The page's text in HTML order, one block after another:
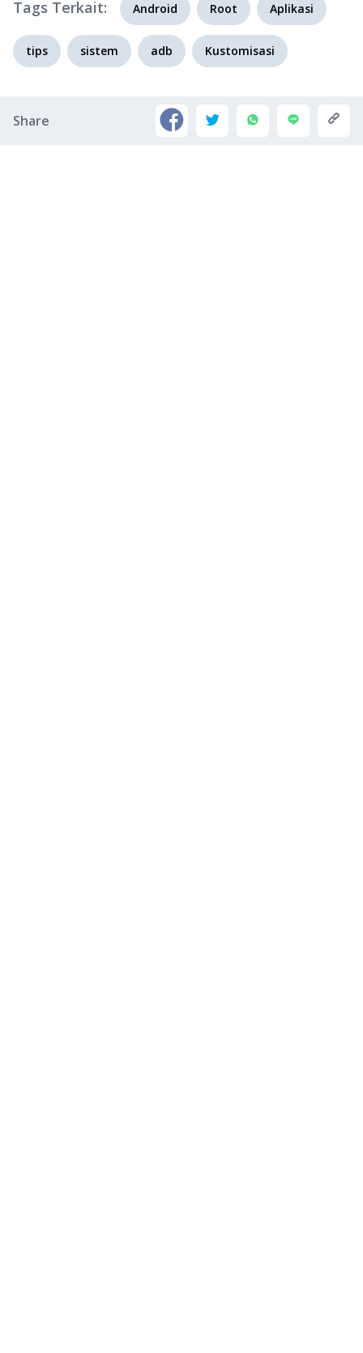
Tags Terkait: Android Root Aplikasi
tips sistem adb Kustomisasi
Share